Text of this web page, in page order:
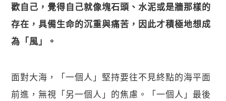
歡自己，覺得自己就像塊石頭、水泥或是牆那樣的
存在，具備生命的沉重與痛苦，因此才積極地想成
為「風」。
面對大海，「一個人」堅持要往不見終點的海平面
前進，無視「另一個人」的焦慮。「一個人」最後